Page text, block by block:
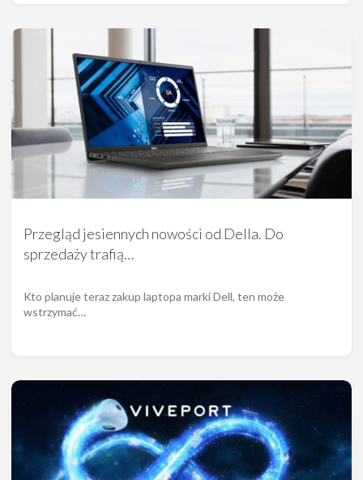
Przegląd jesiennych nowości od Della. Do
sprzedaży trafią…
Kto planuje teraz zakup laptopa marki Dell, ten może
wstrzymać…